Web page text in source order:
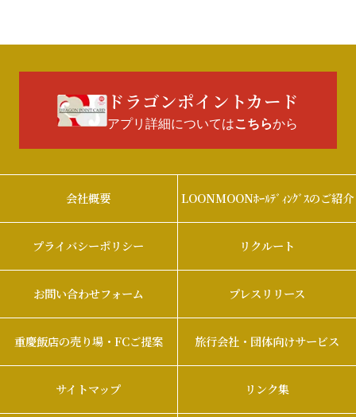
ドラゴンポイントカード
アプリ詳細についてはこちらから
会社概要 LOONMOONﾎｰﾙﾃﾞｨﾝｸﾞｽのご紹介
プライバシーポリシー リクルート
お問い合わせフォーム プレスリリース
重慶飯店の売り場・FCご提案 旅行会社・団体向けサービス
サイトマップ リンク集